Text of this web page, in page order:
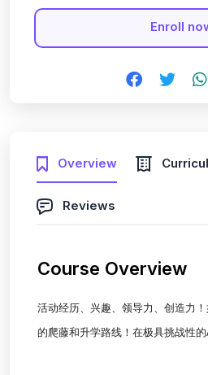
Overview
Reviews
Course Overview
活动经历、兴趣、领导力、创造力！
的爬藤和升学路线！ 在极具挑战性
Enroll